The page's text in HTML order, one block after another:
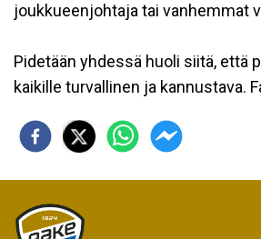
joukkueenjohtaja tai vanhemmat
Pidetään yhdessä huoli siitä, että
kaikille turvallinen ja kannustava.